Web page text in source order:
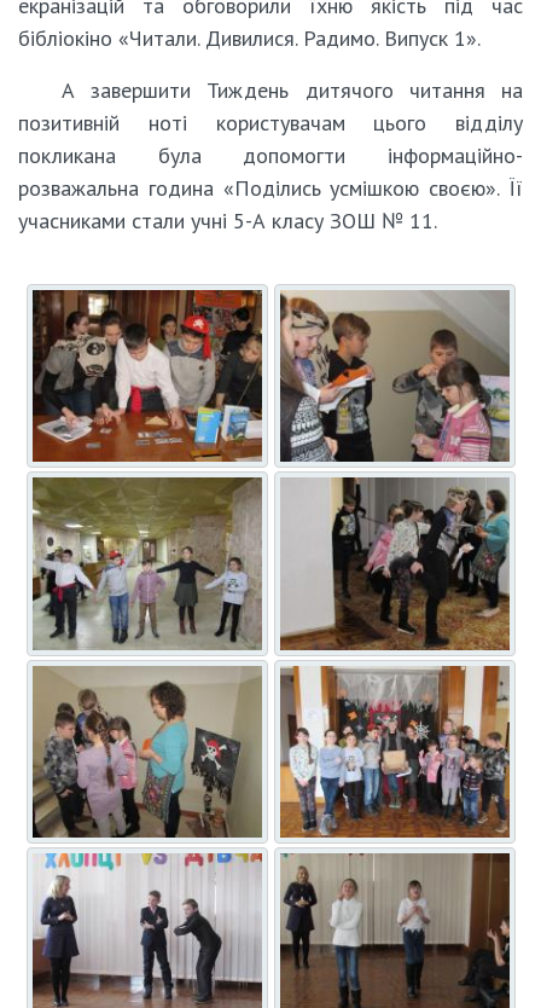
бібліокіно «Читали. Дивилися. Радимо. Випуск 1».
А завершити Тиждень дитячого читання на
позитивній ноті користувачам цього відділу
покликана була допомогти інформаційно-
розважальна година «Поділись усмішкою своєю». Її
учасниками стали учні 5-А класу ЗОШ № 11.